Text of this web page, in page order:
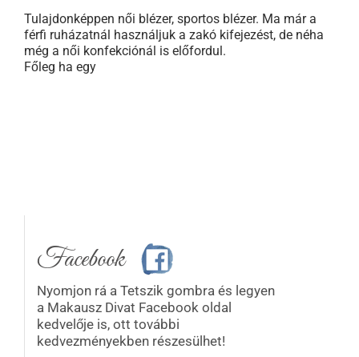
Tulajdonképpen női blézer, sportos blézer. Ma már a
férfi ruházatnál használjuk a zakó kifejezést, de néha
még a női konfekciónál is előfordul.
Főleg ha egy
Facebook
Nyomjon rá a Tetszik gombra és legyen
a Makausz Divat Facebook oldal
kedvelője is, ott további
kedvezményekben részesülhet!